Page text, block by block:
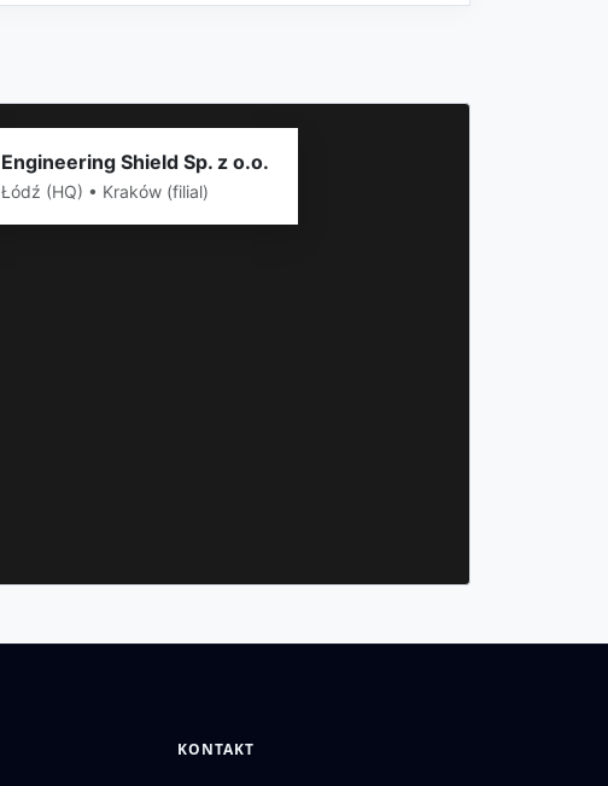
Engineering Shield Sp. z o.o.
Łódź (HQ) • Kraków (filial)
KONTAKT